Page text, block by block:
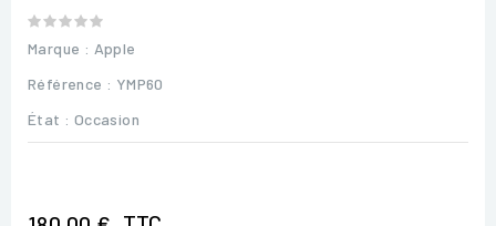
Marque : Apple
Référence : YMP60
État : Occasion